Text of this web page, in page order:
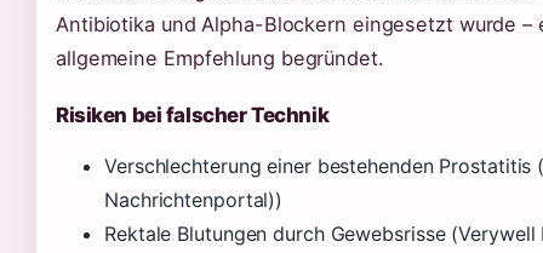
Antibiotika und Alpha-Blockern eingesetzt wurde
allgemeine Empfehlung begründet.
Risiken bei falscher Technik
Verschlechterung einer bestehenden Prostatitis
Nachrichtenportal))
Rektale Blutungen durch Gewebsrisse